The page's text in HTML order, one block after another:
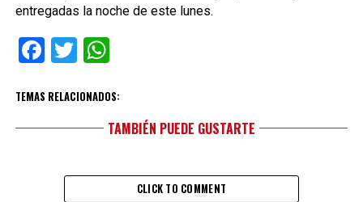
entregadas la noche de este lunes.
Facebook
TwitterWhatsApp
TEMAS RELACIONADOS:
TAMBIÉN PUEDE GUSTARTE
CLICK TO COMMENT